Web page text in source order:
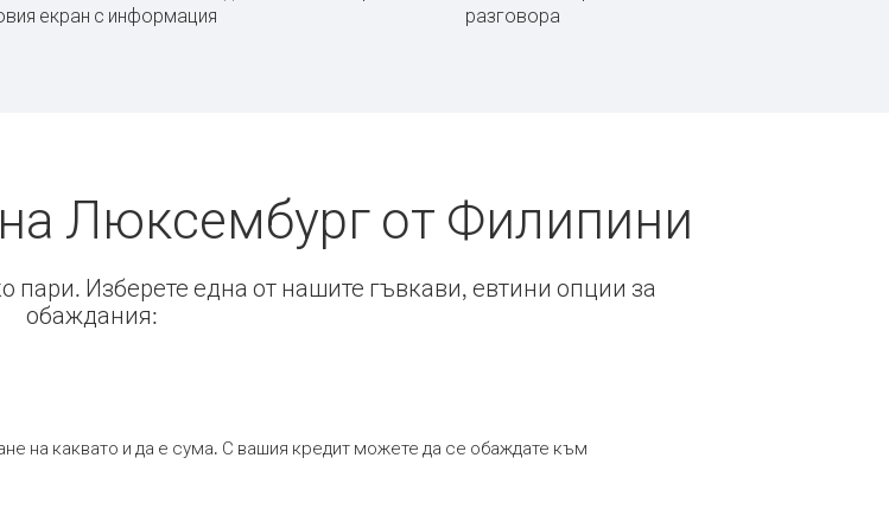
екран с информация
разговора
Люксембург от Филипини
пари. Изберете една от нашите гъвкави, евтини опции за
обаждания:
на каквато и да е сума. С вашия кредит можете да се обаждате към